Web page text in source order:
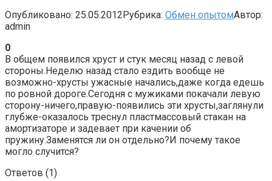
Опубликовано: 25.05.2012Рубрика: Обмен опытомАвтор:
admin
0
В общем появился хруст и стук месяц назад с левой
стороны.Неделю назад стало ездить вообще не
возможно-хрусты ужасные начались,даже когда едешь
по ровной дороге.Сегодня с мужиками покачали левую
сторону-ничего,правую-появились эти хрусты,заглянули
глубже-оказалось треснул пластмассовый стакан на
амортизаторе и задевает при качении об
пружину.Заменятся ли он отдельно?И почему такое
могло случится?
Ответов (1)